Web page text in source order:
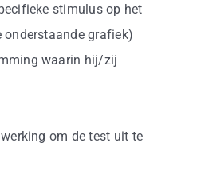
stimulus op het
onderstaande grafiek)
waarin hij/zij
om de test uit te